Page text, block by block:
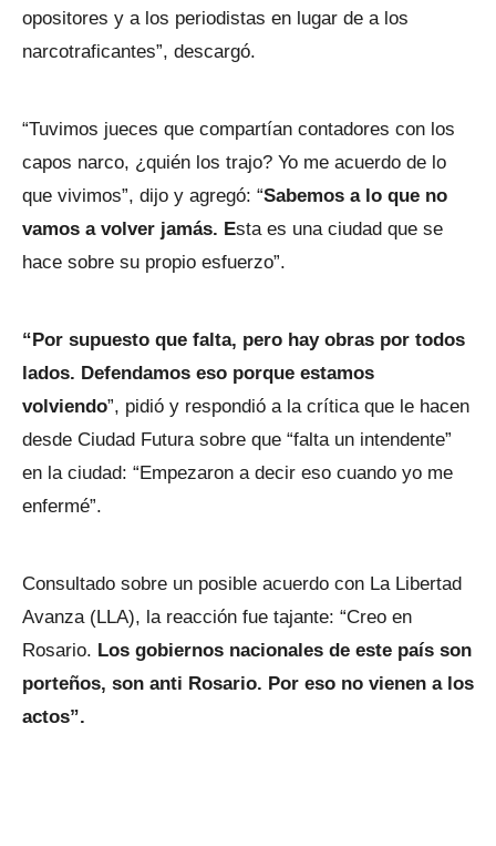
opositores y a los periodistas en lugar de a los
narcotraficantes”, descargó.
“Tuvimos jueces que compartían contadores con los
capos narco, ¿quién los trajo? Yo me acuerdo de lo
que vivimos”, dijo y agregó: “Sabemos a lo que no
vamos a volver jamás. Esta es una ciudad que se
hace sobre su propio esfuerzo”.
“Por supuesto que falta, pero hay obras por todos
lados. Defendamos eso porque estamos
volviendo”, pidió y respondió a la crítica que le hacen
desde Ciudad Futura sobre que “falta un intendente”
en la ciudad: “Empezaron a decir eso cuando yo me
enfermé”.
Consultado sobre un posible acuerdo con La Libertad
Avanza (LLA), la reacción fue tajante: “Creo en
Rosario. Los gobiernos nacionales de este país son
porteños, son anti Rosario. Por eso no vienen a los
actos”.